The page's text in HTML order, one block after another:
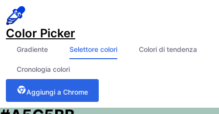
Color Picker
Gradiente Selettore colori Colori di tendenza
Cronologia colori
Aggiungi a Chrome